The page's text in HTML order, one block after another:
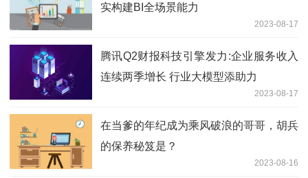
实构建BI全场景能力
2023-08-17
腾讯Q2财报科技引擎发力:企业服务收入
连续两季增长 行业大模型添助力
2023-08-17
在当爹的年纪成为乘风破浪的哥哥，胡兵
的保养秘笈是？
2023-08-16